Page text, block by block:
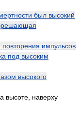
был высокий
повторения импульсов
под высоким
высокого
высоте, наверху